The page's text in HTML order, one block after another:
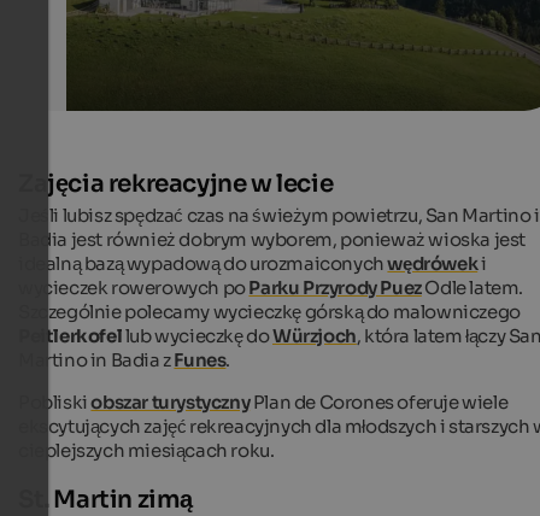
Zajęcia rekreacyjne w lecie
Jeśli lubisz spędzać czas na świeżym powietrzu, San Martino
Badia jest również dobrym wyborem, ponieważ wioska jest
idealną bazą wypadową do urozmaiconychwędróweki
wycieczek rowerowych poParku Przyrody PuezOdle latem.
Szczególnie polecamy wycieczkę górską do malowniczego
Peitlerkofellub wycieczkę doWürzjoch, która latem łączy
Martino in Badia zFunes.
Pobliskiobszar turystycznyPlan de Corones oferuje wiele
ekscytujących zajęć rekreacyjnych dla młodszych i starszych
cieplejszych miesiącach roku.
St. Martin zimą